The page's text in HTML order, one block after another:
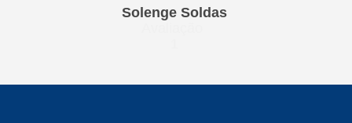
Solenge Soldas